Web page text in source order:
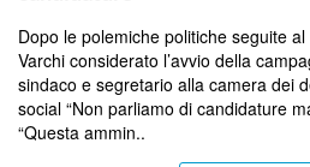
Dopo le polemiche politiche seguite
Varchi considerato l’avvio della
sindaco e segretario alla camera dei
social “Non parliamo di candidature
“Questa ammin..